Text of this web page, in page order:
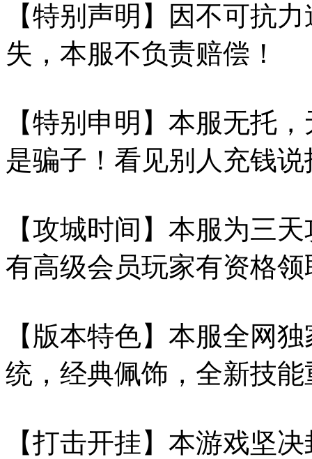
【特别声明】因不可抗
失，本服不负责赔偿！
【特别申明】本服无托
是骗子！看见别人充钱
【攻城时间】本服为三
有高级会员玩家有资格领
【版本特色】本服全网
统，经典佩饰，全新技
【打击开挂】本游戏坚